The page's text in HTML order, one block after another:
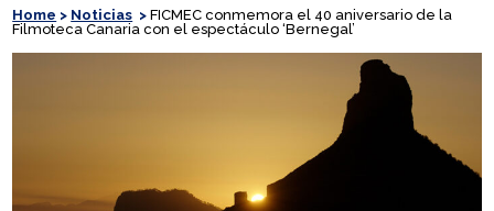
Home > Noticias >FICMEC conmemora el 40 aniversario de la
Filmoteca Canaria con el espectáculo ‘Bernegal’